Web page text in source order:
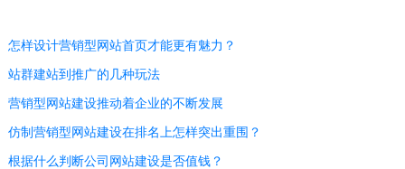
怎样设计营销型网站首页才能更有魅力？
站群建站到推广的几种玩法
营销型网站建设推动着企业的不断发展
仿制营销型网站建设在排名上怎样突出重围？
根据什么判断公司网站建设是否值钱？